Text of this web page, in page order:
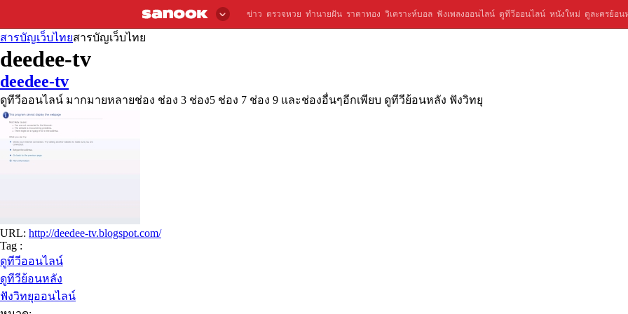
ข่าว ตรวจหวย ทำนายฝัน ราคาทอง วิเคราะห์บอล ฟังเพลงออนไลน์ ดูทีวีออนไลน์ หนังใหม่ ดูละครย้อน
สารบัญเว็บไทยสารบัญเว็บไทย
deedee-tv
deedee-tv
ดูทีวีออนไลน์ มากมายหลายช่อง ช่อง 3 ช่อง5 ช่อง 7 ช่อง 9 และช่องอื่นๆอีกเพียบ ดูทีวีย้อนหลัง ฟังวิทยุ
URL: http://deedee-tv.blogspot.com/
Tag :
ดูทีวีออนไลน์
ดูทีวีย้อนหลัง
ฟังวิทยุออนไลน์